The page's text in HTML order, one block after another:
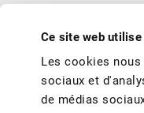
Ce site web
Les cookies
sociaux et
de médias
de l’année.